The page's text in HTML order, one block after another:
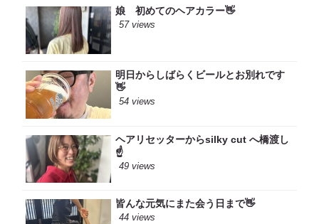
娘 初めてのヘアカラー👋
57 views
明日からしばらくビールとお別れです
👋
54 views
ヘアリセッターからsilky cut へ橋渡し
☝️
49 views
皆んな元気にまた会う日まで👋
44 views